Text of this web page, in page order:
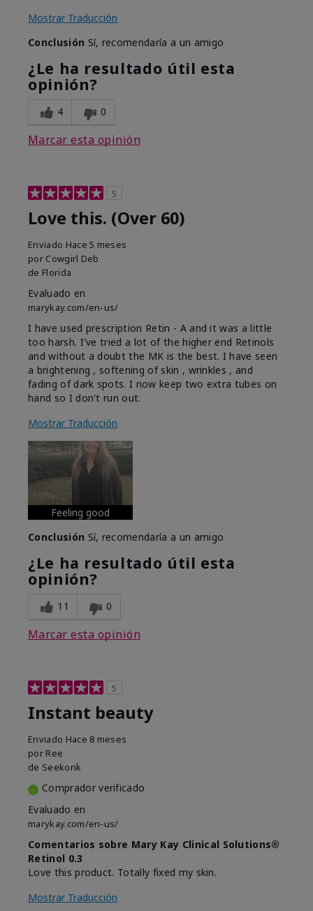
Mostrar Traducción
Conclusión Sí, recomendaría a un amigo
¿Le ha resultado útil esta
opinión?
4 0
Marcar esta opinión
5
Love this. (Over 60)
Enviado Hace 5 meses
por Cowgirl Deb
de Florida
Evaluado en
marykay.com/en-us/
I have used prescription Retin - A and it was a little
too harsh. I've tried a lot of the higher end Retinols
and without a doubt the MK is the best. I have seen
a brightening , softening of skin , wrinkles , and
fading of dark spots. I now keep two extra tubes on
hand so I don't run out.
Mostrar Traducción
Feeling good
Conclusión Sí, recomendaría a un amigo
¿Le ha resultado útil esta
opinión?
11 0
Marcar esta opinión
5
Instant beauty
Enviado Hace 8 meses
por Ree
de Seekonk
Comprador verificado
Evaluado en
marykay.com/en-us/
Comentarios sobre Mary Kay Clinical Solutions®
Retinol 0.3
Love this product. Totally fixed my skin.
Mostrar Traducción